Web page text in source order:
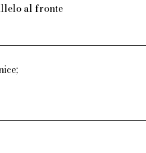
al fronte